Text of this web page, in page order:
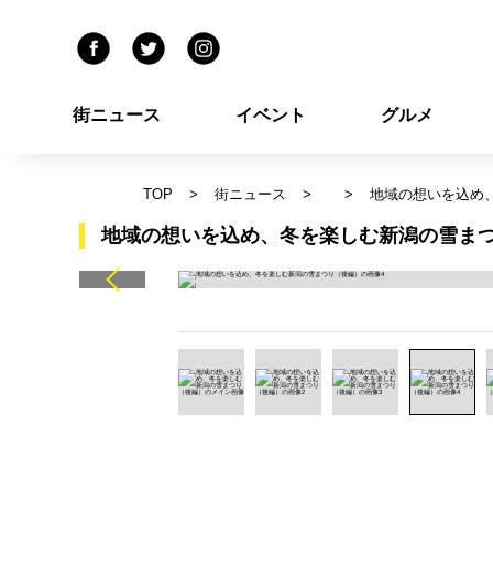
街ニュース イベント グルメ
TOP 街ニュース 地域の想いを込め
地域の想いを込め、冬を楽しむ新潟の雪ま